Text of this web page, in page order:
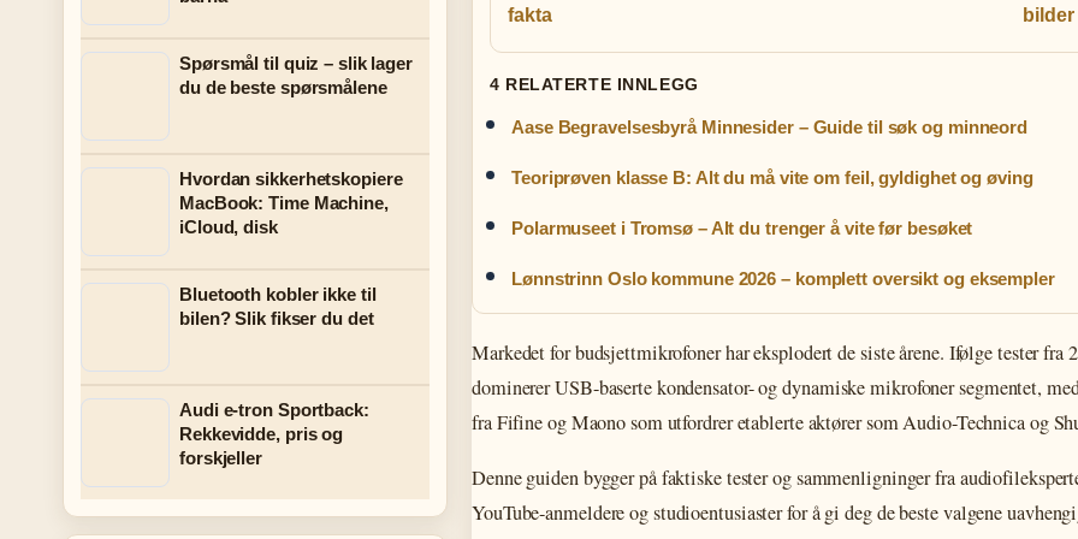
fakta bilder
4 RELATERTE INNLEGG
Aase Begravelsesbyrå Minnesider – Guide til søk og minneord
Teoriprøven klasse B: Alt du må vite om feil, gyldighet og øving
Polarmuseet i Tromsø – Alt du trenger å vite før besøket
Lønnstrinn Oslo kommune 2026 – komplett oversikt og eksempler
Markedet for budsjettmikrofoner har eksplodert de siste årene. Ifølge tester fra
dominerer USB-baserte kondensator- og dynamiske mikrofoner segmentet,
fra Fifine og Maono som utfordrer etablerte aktører som Audio-Technica og
Denne guiden bygger på faktiske tester og sammenligninger fra
YouTube-anmeldere og studioentusiaster for å gi deg de beste valgene
Spørsmål til quiz – slik lager
du de beste spørsmålene
Hvordan sikkerhetskopiere
MacBook: Time Machine,
iCloud, disk
Bluetooth kobler ikke til
bilen? Slik fikser du det
Audi e-tron Sportback:
Rekkevidde, pris og
forskjeller